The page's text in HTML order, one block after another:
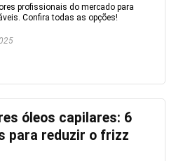
profissionais do mercado para
Confira todas as opções!
óleos capilares: 6
para reduzir o frizz